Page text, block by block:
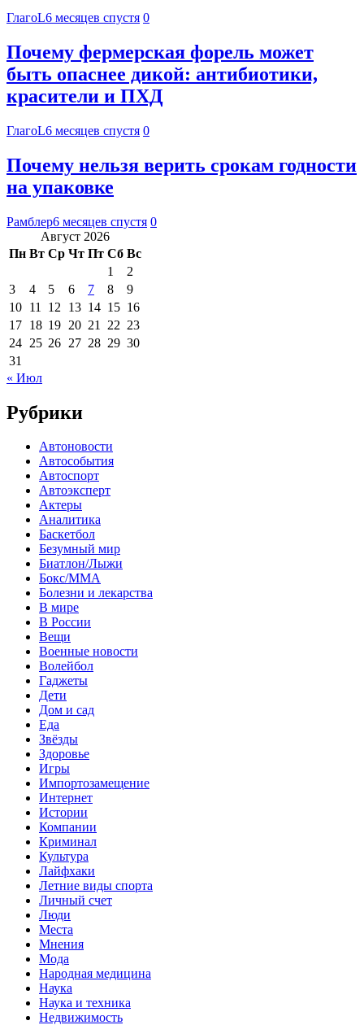
ГлагоL6 месяцев спустя 0
Почему фермерская форель может
быть опаснее дикой: антибиотики,
красители и ПХД
ГлагоL6 месяцев спустя 0
Почему нельзя верить срокам годности
на упаковке
Рамблер6 месяцев спустя 0
Август 2026
Пн Вт Ср Чт Пт Сб Вс
1
2
3
4 5 6 7 8
9
10 11 12 13 14 15 16
17 18 19 20 21 22 23
24 25 26 27 28 29 30
31
« Июл
Рубрики
Автоновости
Автособытия
Автоспорт
Автоэксперт
Актеры
Аналитика
Баскетбол
Безумный мир
Биатлон/Лыжи
Бокс/MMA
Болезни и лекарства
В мире
В России
Вещи
Военные новости
Волейбол
Гаджеты
Дети
Дом и сад
Еда
Звёзды
Здоровье
Игры
Импортозамещение
Интернет
Истории
Компании
Криминал
Культура
Лайфхаки
Летние виды спорта
Личный счет
Люди
Места
Мнения
Мода
Народная медицина
Наука
Наука и техника
Недвижимость